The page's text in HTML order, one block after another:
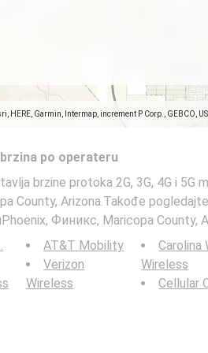
HERE, Garmin, Intermap, increment P Corp., GEBCO,
po operateru
brzine protoka 2G, 3G, 4G i 5G
County, Arizona.Takođe
Финикс, Maricopa County,
AT&T Mobility
Verizon
Wireless
Carolina
Wireless
Cellular